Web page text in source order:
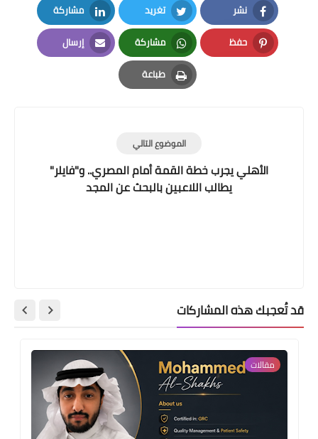
نشر
Facebook
تغريد
Twitter
مشاركة
LinkedIn
حفظ
Pinterest
مشاركة
Whatsapp
إرسال
Email
طباعة
Print
الموضوع التالي
الأهلي يجرب خطة القمة أمام المصري.. و"فايلر"
يطالب اللاعبين بالبحث عن المجد
قد تُعجبك هذه المشاركات
مقالات